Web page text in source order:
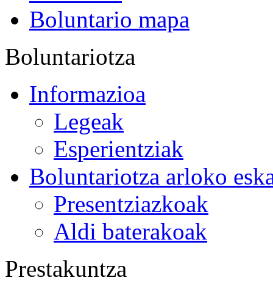
Boluntario mapa
Boluntariotza
Informazioa
Legeak
Esperientziak
Boluntariotza arloko
Presentziazkoak
Aldi baterakoak
Prestakuntza